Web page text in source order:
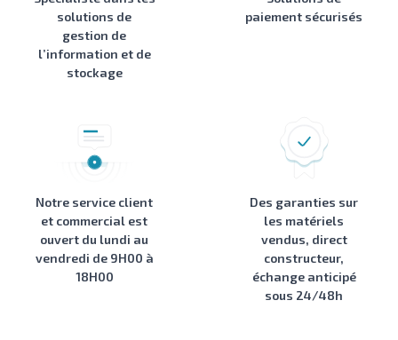
solutions de
gestion de
l’information et de
stockage
paiement sécurisés
Notre service client
et commercial est
ouvert du lundi au
vendredi de 9H00 à
18H00
Des garanties sur
les matériels
vendus, direct
constructeur,
échange anticipé
sous 24/48h